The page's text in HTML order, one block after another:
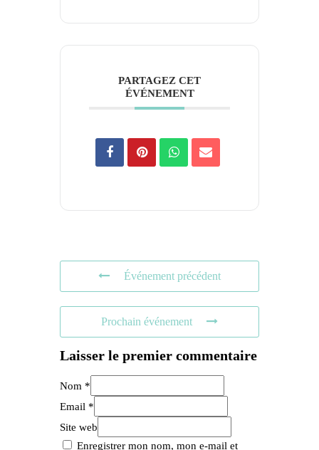
PARTAGEZ CET
ÉVÉNEMENT
Événement précédent
Prochain événement
Laisser le premier commentaire
Nom *
Email *
Site web
Enregistrer mon nom, mon e-mail et